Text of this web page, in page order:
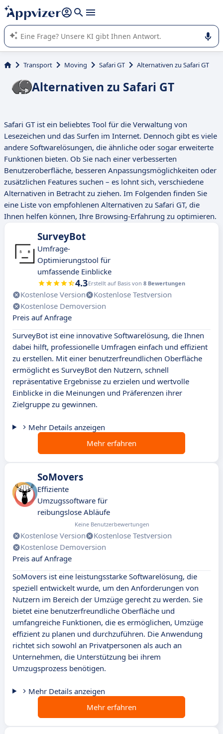
beantworten (mehrere Zeilen mit
Die KI von Appvizer führt Sie bei der Nutzung oder Auswahl
von SaaS-Software in Unternehmen.
Transport Moving Safari GT Alternativen zu Safari GT
Alternativen zu Safari GT
Safari GT ist ein beliebtes Tool für die Verwaltung von
Lesezeichen und das Surfen im Internet. Dennoch gibt es viele
andere Softwarelösungen, die ähnliche oder sogar erweiterte
Funktionen bieten. Ob Sie nach einer verbesserten
Benutzeroberfläche, besseren Anpassungsmöglichkeiten oder
zusätzlichen Features suchen – es lohnt sich, verschiedene
Alternativen in Betracht zu ziehen. Im Folgenden finden Sie
eine Liste von empfohlenen Alternativen zu Safari GT, die
Ihnen helfen können, Ihre Browsing-Erfahrung zu optimieren.
SurveyBot
Umfrage-
Optimierungstool für
umfassende Einblicke
4.3Erstellt auf Basis von 8 Bewertungen
Kostenlose Version
Kostenlose Testversion
Kostenlose Demoversion
Preis auf Anfrage
SurveyBot ist eine innovative Softwarelösung, die Ihnen
dabei hilft, professionelle Umfragen einfach und effizient
zu erstellen. Mit einer benutzerfreundlichen Oberfläche
ermöglicht es SurveyBot den Nutzern, schnell
repräsentative Ergebnisse zu erzielen und wertvolle
Einblicke in die Meinungen und Präferenzen ihrer
Zielgruppe zu gewinnen.
Mehr Details anzeigen
Mehr erfahren
SoMovers
Effiziente
Umzugssoftware für
reibungslose Abläufe
Keine Benutzerbewertungen
Kostenlose Version
Kostenlose Testversion
Kostenlose Demoversion
Preis auf Anfrage
SoMovers ist eine leistungsstarke Softwarelösung, die
speziell entwickelt wurde, um den Anforderungen von
Nutzern im Bereich der Umzüge gerecht zu werden. Sie
bietet eine benutzerfreundliche Oberfläche und
umfangreiche Funktionen, die es ermöglichen, Umzüge
effizient zu planen und durchzuführen. Die Anwendung
richtet sich sowohl an Privatpersonen als auch an
Unternehmen, die Unterstützung bei ihrem
Umzugsprozess benötigen.
Mehr Details anzeigen
Mehr erfahren